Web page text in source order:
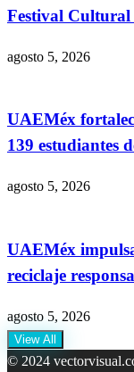
Festival Cultural
agosto 5, 2026
UAEMéx
139 estudiantes
agosto 5, 2026
UAEMéx
reciclaje
agosto 5, 2026
View All
© 2024